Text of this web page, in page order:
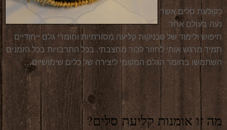
כקולעת סלים אשר
נעה בעולם אחר
חיפוש ולימוד של טכניקות קליעה מסורתיות וחומרי גלם ייחודיים
תמיד מרגש אותי לחזור לכור מחצבתי. בכל התרבויות בכל הזמנים
השתמשו בחומר הגלם המקומי ליצירה של כלים שימושיים…
המשיכו לקרוא
מה זו אומנות קליעת סלים?